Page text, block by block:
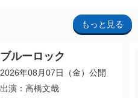
もっと見る
ブルーロック
2026年08月07日（金）公開
出演：高橋文哉